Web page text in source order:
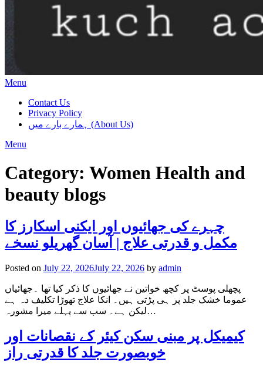
Menu
Contact Us
Privacy Policy
ہمارے بارے میں (About Us)
Menu
Category: Women Health and
beauty blogs
چہرے کی جھائیوں اور ایکنی اسکارز کا
مکمل و قدرتی علاج | آسان گھریلو نسخے
Posted on July 22, 2026July 22, 2026 by admin
پچھلی پوسٹ پر کچھ خواتین نے جھائیوں کا ذکر کیا تھا ۔جھائیاں
عموما خشک جلد پر ہی پڑتی ہیں۔ انکا علاج تھوڑا تکلیف دہ ہے
لیکن ہے۔ سب سے پہلے میرا مشورہ…
کیمیکل پر مبنی سکن کیئر کے نقصانات اور
خوبصورت جلد کا قدرتی راز